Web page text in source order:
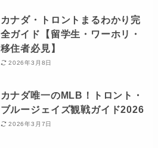
カナダ・トロントまるわかり完
全ガイド【留学生・ワーホリ・
移住者必見】
2026年3月8日
カナダ唯一のMLB！トロント・
ブルージェイズ観戦ガイド2026
2026年3月7日